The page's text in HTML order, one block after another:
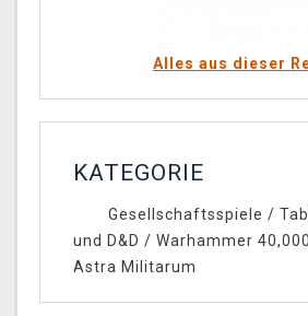
Alles aus dieser
KATEGORIE
Gesellschaftsspiele /
und D&D / Warhammer 40,000
Astra Militarum